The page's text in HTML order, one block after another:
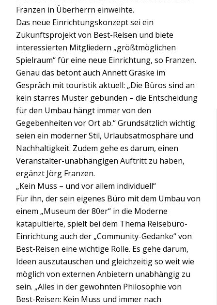
Franzen in Überherrn einweihte.
Das neue Einrichtungskonzept sei ein
Zukunftsprojekt von Best-Reisen und biete
interessierten Mitgliedern „größtmöglichen
Spielraum“ für eine neue Einrichtung, so Franzen.
Genau das betont auch Annett Gräske im
Gespräch mit touristik aktuell: „Die Büros sind an
kein starres Muster gebunden – die Entscheidung
für den Umbau hängt immer von den
Gegebenheiten vor Ort ab.“ Grundsätzlich wichtig
seien ein moderner Stil, Urlaubsatmosphäre und
Nachhaltigkeit. Zudem gehe es darum, einen
Veranstalter-unabhängigen Auftritt zu haben,
ergänzt Jörg Franzen.
„Kein Muss – und vor allem individuell“
Für ihn, der sein eigenes Büro mit dem Umbau von
einem „Museum der 80er“ in die Moderne
katapultierte, spielt bei dem Thema Reisebüro-
Einrichtung auch der „Community-Gedanke“ von
Best-Reisen eine wichtige Rolle. Es gehe darum,
Ideen auszutauschen und gleichzeitig so weit wie
möglich von externen Anbietern unabhängig zu
sein. „Alles in der gewohnten Philosophie von
Best-Reisen: Kein Muss und immer nach